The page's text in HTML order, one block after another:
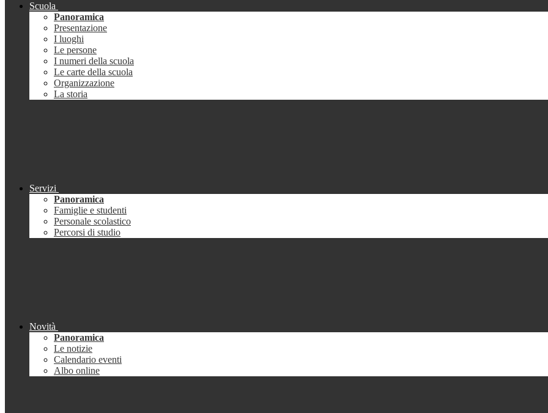
Scuola
Panoramica
Presentazione
I luoghi
Le persone
I numeri della scuola
Le carte della scuola
Organizzazione
La storia
Servizi
Panoramica
Famiglie e studenti
Personale scolastico
Percorsi di studio
Novità
Panoramica
Le notizie
Calendario eventi
Albo online